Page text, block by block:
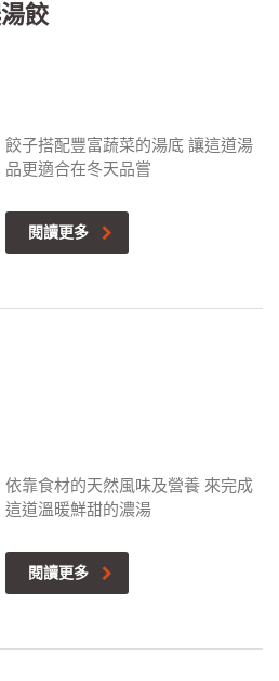
餃
餃子搭配豐富蔬菜的湯底 讓這道湯
品更適合在冬天品嘗
閱讀更多
依靠食材的天然風味及營養 來完成
這道溫暖鮮甜的濃湯
閱讀更多